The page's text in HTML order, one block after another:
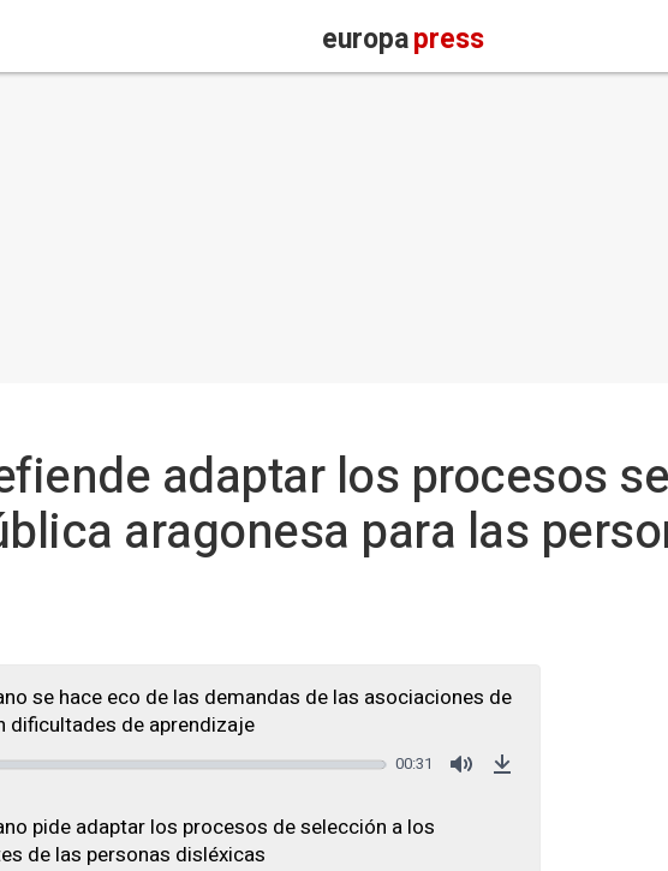
europapress
adaptar los procesos
aragonesa para las
se hace eco de las demandas de las asociaciones de
dificultades de aprendizaje
00:31
pide adaptar los procesos de selección a los
de las personas disléxicas